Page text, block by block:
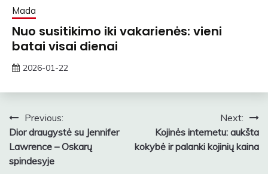
Mada
Nuo susitikimo iki vakarienės: vieni
batai visai dienai
2026-01-22
Navigacija
tarp
įrašų
Previous:
Dior draugystė su Jennifer
Lawrence – Oskarų
spindesyje
Next:
Kojinės internetu: aukšta
kokybė ir palanki kojinių kaina